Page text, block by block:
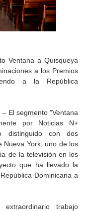
Ventana a Quisqueya
a los Premios
a la República
El segmento "Ventana
por Noticias N+
distinguido con dos
Nueva York, uno de los
de la televisión en los
que ha llevado la
Dominicana a
trabajo